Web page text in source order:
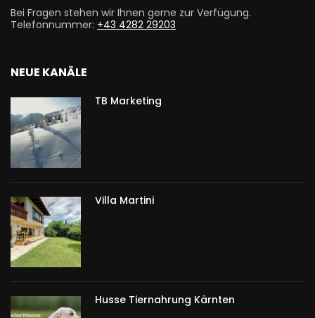
Bei Fragen stehen wir Ihnen gerne zur Verfügung.
Telefonnummer: +43 4282 29203
NEUE KANÄLE
TB Marketing
Villa Martini
Husse Tiernahrung Kärnten